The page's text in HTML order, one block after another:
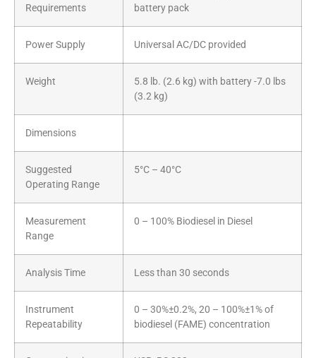
Requirements
battery pack
Power Supply Universal AC/DC provided
Weight
5.8 lb. (2.6 kg) with battery -7.0 lbs
(3.2 kg)
Dimensions
Suggested
Operating Range
5°C – 40°C
Measurement
Range
0 – 100% Biodiesel in Diesel
Analysis Time Less than 30 seconds
Instrument
Repeatability
0 – 30%±0.2%, 20 – 100%±1% of
biodiesel (FAME) concentration